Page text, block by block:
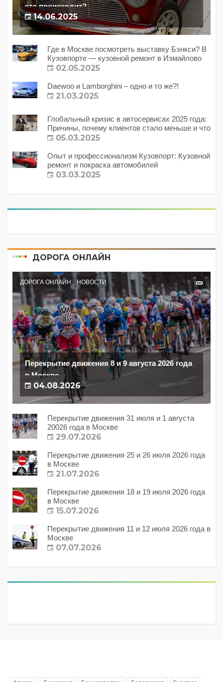
это происходит?
14.06.2025
Где в Москве посмотреть выставку Бэнкси? В
Кузовпорте — кузовной ремонт в Измайлово
02.05.2025
Daewoo и Lamborghini – одно и то же?!
21.03.2025
Глобальный кризис в автосервисах 2025 года:
Причины, почему клиентов стало меньше и что
с этим делать?
05.03.2025
Опыт и профессионализм Кузовпорт: Кузовной
ремонт и покраска автомобилей
03.03.2025
ДОРОГА ОНЛАЙН
ДОРОГА ОНЛАЙН НОВОСТИ
Перекрытие движения 8 и 9 августа 2026 года
в Москве
04.08.2026
Перекрытие движения 31 июля и 1 августа
20026 года в Москве
29.07.2026
Перекрытие движения 25 и 26 июля 2026 года
в Москве
21.07.2026
Перекрытие движения 18 и 19 июля 2026 года
в Москве
15.07.2026
Перекрытие движения 11 и 12 июля 2026 года в
Москве
07.07.2026